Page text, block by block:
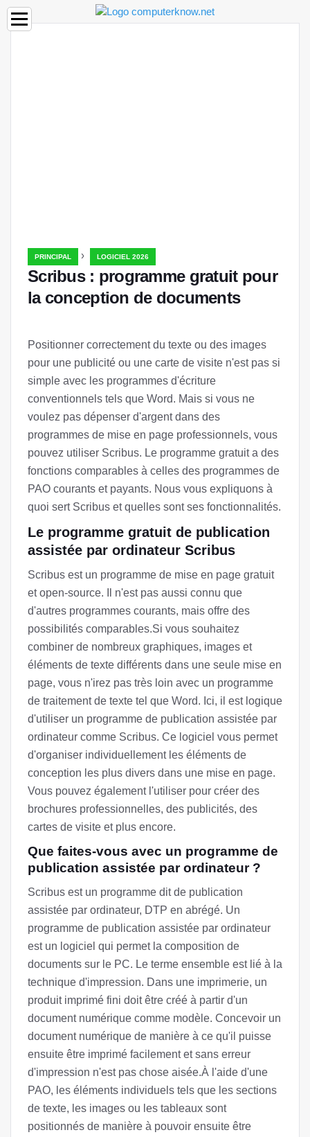
PRINCIPAL › LOGICIEL 2026
Scribus : programme gratuit pour
la conception de documents
Positionner correctement du texte ou des images
pour une publicité ou une carte de visite n'est pas si
simple avec les programmes d'écriture
conventionnels tels que Word. Mais si vous ne
voulez pas dépenser d'argent dans des
programmes de mise en page professionnels, vous
pouvez utiliser Scribus. Le programme gratuit a des
fonctions comparables à celles des programmes de
PAO courants et payants. Nous vous expliquons à
quoi sert Scribus et quelles sont ses fonctionnalités.
Le programme gratuit de publication
assistée par ordinateur Scribus
Scribus est un programme de mise en page gratuit
et open-source. Il n'est pas aussi connu que
d'autres programmes courants, mais offre des
possibilités comparables.Si vous souhaitez
combiner de nombreux graphiques, images et
éléments de texte différents dans une seule mise en
page, vous n'irez pas très loin avec un programme
de traitement de texte tel que Word. Ici, il est logique
d'utiliser un programme de publication assistée par
ordinateur comme Scribus. Ce logiciel vous permet
d'organiser individuellement les éléments de
conception les plus divers dans une mise en page.
Vous pouvez également l'utiliser pour créer des
brochures professionnelles, des publicités, des
cartes de visite et plus encore.
Que faites-vous avec un programme de
publication assistée par ordinateur ?
Scribus est un programme dit de publication
assistée par ordinateur, DTP en abrégé. Un
programme de publication assistée par ordinateur
est un logiciel qui permet la composition de
documents sur le PC. Le terme ensemble est lié à la
technique d'impression. Dans une imprimerie, un
produit imprimé fini doit être créé à partir d'un
document numérique comme modèle. Concevoir un
document numérique de manière à ce qu'il puisse
ensuite être imprimé facilement et sans erreur
d'impression n'est pas chose aisée.À l'aide d'une
PAO, les éléments individuels tels que les sections
de texte, les images ou les tableaux sont
positionnés de manière à pouvoir ensuite être